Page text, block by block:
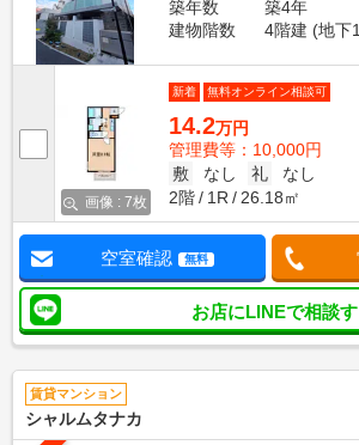
築年数
築4年
建物階数
4階建 (地下
画像 : 7枚
新着 無料オンライン相談可
14.2万円
管理費等：10,000円
敷
なし 礼
なし
2階
1R 26.18㎡
空室確認 無料
お店にLINEで相談
賃貸マンション
シャルムタナカ